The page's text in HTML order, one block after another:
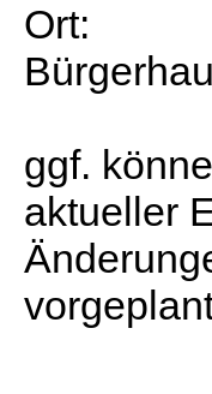
Ort:
ggf.
aktueller